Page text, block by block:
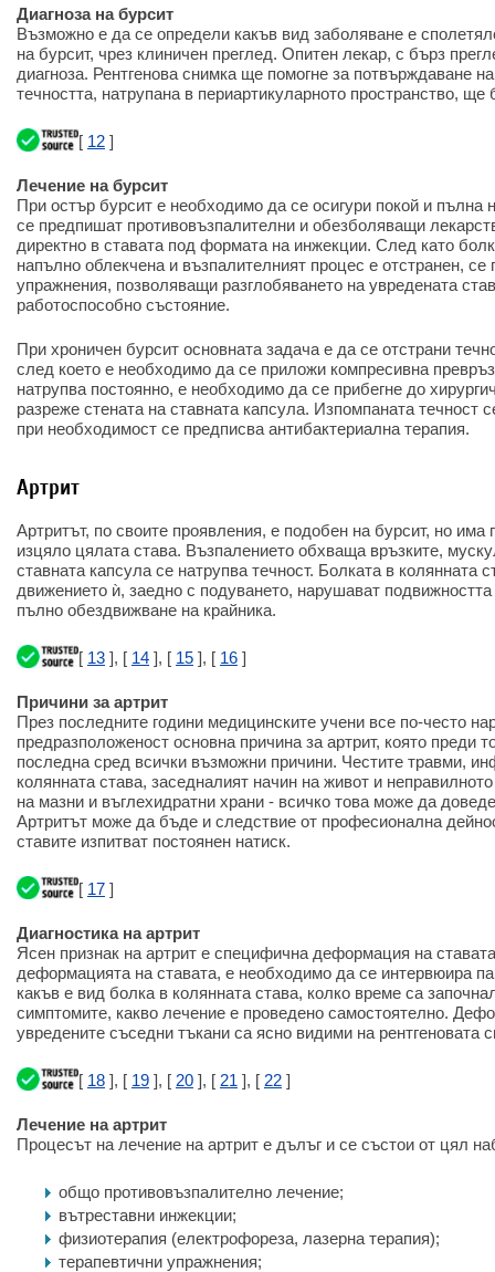
Диагноза на бурсит
Възможно е да се определи какъв вид заболяване е
на бурсит, чрез клиничен преглед. Опитен лекар, с бърз
диагноза. Рентгенова снимка ще помогне за потвърждаване
течността, натрупана в периартикуларното пространство,
[ 12 ]
Лечение на бурсит
При остър бурсит е необходимо да се осигури покой и пълна
се предпишат противовъзпалителни и обезболяващи
директно в ставата под формата на инжекции. След като
напълно облекчена и възпалителният процес е отстранен, се
упражнения, позволяващи разглобяването на увредената
работоспособно състояние.
При хроничен бурсит основната задача е да се отстрани
след което е необходимо да се приложи компресивна
натрупва постоянно, е необходимо да се прибегне до
разреже стената на ставната капсула. Изпомпаната течност
при необходимост се предписва антибактериална терапия.
Артрит
Артритът, по своите проявления, е подобен на бурсит, но
изцяло цялата става. Възпалението обхваща връзките,
ставната капсула се натрупва течност. Болката в колянната
движението ѝ, заедно с подуването, нарушават
пълно обездвижване на крайника.
[ 13 ], [ 14 ], [ 15 ], [ 16 ]
Причини за артрит
През последните години медицинските учени все по-често
предразположеност основна причина за артрит, която преди
последна сред всички възможни причини. Честите травми,
колянната става, заседналият начин на живот и
на мазни и въглехидратни храни - всичко това може да
Артритът може да бъде и следствие от професионална
ставите изпитват постоянен натиск.
[ 17 ]
Диагностика на артрит
Ясен признак на артрит е специфична деформация на
деформацията на ставата, е необходимо да се интервюира
какъв е вид болка в колянната става, колко време са
симптомите, какво лечение е проведено самостоятелно.
увредените съседни тъкани са ясно видими на рентгеновата
[ 18 ], [ 19 ], [ 20 ], [ 21 ], [ 22 ]
Лечение на артрит
Процесът на лечение на артрит е дълъг и се състои от цял
общо противовъзпалително лечение;
вътреставни инжекции;
физиотерапия (електрофореза, лазерна терапия);
терапевтични упражнения;